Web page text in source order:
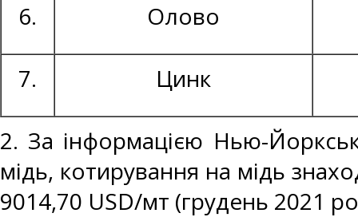
6. Олово
7. Цинк
2. За інформацією Нью-
мідь, котирування на мідь
9014,70 USD/мт (грудень 2021